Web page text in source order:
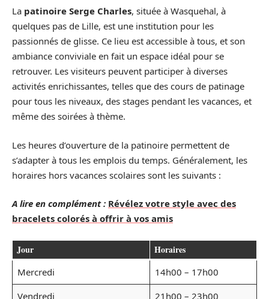
La patinoire Serge Charles, située à Wasquehal, à
quelques pas de Lille, est une institution pour les
passionnés de glisse. Ce lieu est accessible à tous, et son
ambiance conviviale en fait un espace idéal pour se
retrouver. Les visiteurs peuvent participer à diverses
activités enrichissantes, telles que des cours de patinage
pour tous les niveaux, des stages pendant les vacances, et
même des soirées à thème.
Les heures d’ouverture de la patinoire permettent de
s’adapter à tous les emplois du temps. Généralement, les
horaires hors vacances scolaires sont les suivants :
A lire en complément : Révélez votre style avec des
bracelets colorés à offrir à vos amis
Jour Horaires
Mercredi
14h00 – 17h00
Vendredi
21h00 – 23h00